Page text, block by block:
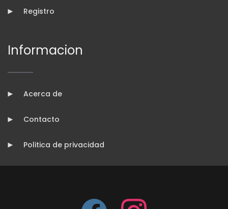
Registro
Informacion
Acerca de
Contacto
Politica de privacidad